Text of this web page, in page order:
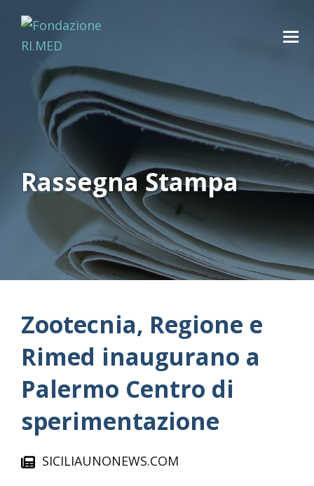
Rassegna Stampa
Zootecnia, Regione e
Rimed inaugurano a
Palermo Centro di
sperimentazione
SICILIAUNONEWS.COM